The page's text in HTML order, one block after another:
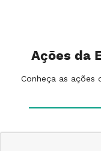
Ações da
Conheça as ações